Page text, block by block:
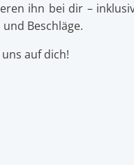
ihn bei dir –
Beschläge.
auf dich!